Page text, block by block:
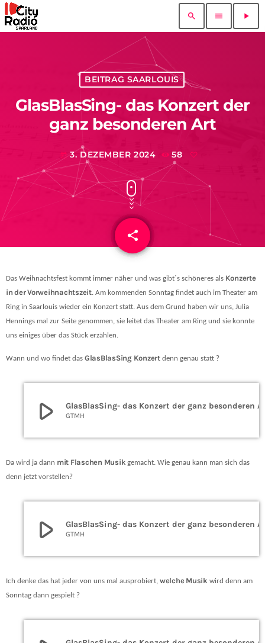
search menu play_arrow
BEITRAG SAARLOUIS
GlasBlasSing- das Konzert der
ganz besonderen Art
today 3. DEZEMBER 2024 58
share
email
Das Weihnachtsfest kommt immer näher und was gibt´s schöneres als Konzerte
in der Vorweihnachtszeit. Am kommenden Sonntag findet auch im Theater am
Ring in Saarlouis wieder ein Konzert statt. Aus dem Grund haben wir uns, Julia
Hennings mal zur Seite genommen, sie leitet das Theater am Ring und sie konnte
uns einiges über das Stück erzählen.
Wann und wo findet das GlasBlasSing Konzertdenn genau statt ?
play_arrow GTMH
Da wird ja dann mit Flaschen Musikgemacht. Wie genau kann man sich das
denn jetzt vorstellen?
play_arrow GTMH
Ich denke das hat jeder von uns mal ausprobiert, welche Musikwird denn am
Sonntag dann gespielt ?